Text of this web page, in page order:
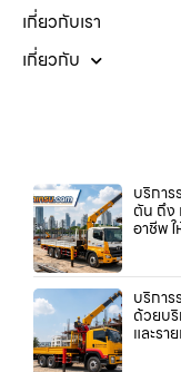
เกี่ยวกับเรา
เกี่ยวกับ
บริการ
ตัน ถึง
อาชีพ
บริกา
ด้วยบริ
และรา